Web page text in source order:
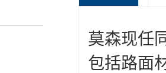
莫森现任
包括路面